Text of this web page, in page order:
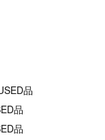
品
品
品